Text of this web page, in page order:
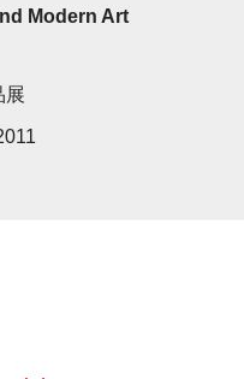
Modern Art
展